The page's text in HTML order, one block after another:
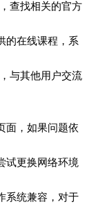
查找相关的官方
的在线课程，系
与其他用户交流
面，如果问题依
试更换网络环境
系统兼容，对于